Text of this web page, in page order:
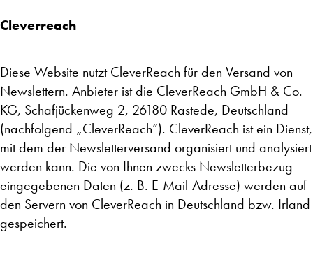
Cleverreach
Diese Website nutzt CleverReach für den Versand von
Newslettern. Anbieter ist die CleverReach GmbH & Co.
KG, Schafjückenweg 2, 26180 Rastede, Deutschland
(nachfolgend „CleverReach“). CleverReach ist ein Dienst,
mit dem der Newsletterversand organisiert und analysiert
werden kann. Die von Ihnen zwecks Newsletterbezug
eingegebenen Daten (z. B. E-Mail-Adresse) werden auf
den Servern von CleverReach in Deutschland bzw. Irland
gespeichert.